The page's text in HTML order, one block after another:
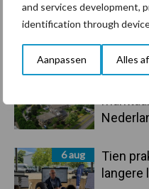
and services development,
identification through
Aanpassen Alles
7 aug
De
mastitis
6 aug
Tien